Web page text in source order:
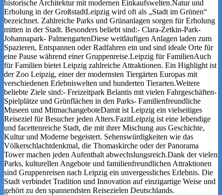
historische Architektur mit modernen Einkaufswelten.Natur und
Erholung in der GroßstadtLeipzig wird oft als „Stadt im Grünen“
bezeichnet. Zahlreiche Parks und Grünanlagen sorgen für Erholung
mitten in der Stadt. Besonders beliebt sind:- Clara-Zetkin-Park-
Johannapark- PalmengartenDiese weitläufigen Anlagen laden zum
Spazieren, Entspannen oder Radfahren ein und sind ideale Orte für
eine Pause während einer Gruppenreise.Leipzig für FamilienAuch
für Familien bietet Leipzig zahlreiche Attraktionen. Ein Highlight ist
der Zoo Leipzig, einer der modernsten Tiergärten Europas mit
verschiedenen Erlebniswelten und hunderten Tierarten.Weitere
beliebte Ziele sind:- Freizeitpark Belantis mit vielen Fahrgeschäften-
Spielplätze und Grünflächen in den Parks- Familienfreundliche
Museen und MitmachangeboteDamit ist Leipzig ein vielseitiges
Reiseziel für Besucher jeden Alters.FazitLeipzig ist eine lebendige
und facettenreiche Stadt, die mit ihrer Mischung aus Geschichte,
Kultur und Moderne begeistert. Sehenswürdigkeiten wie das
Völkerschlachtdenkmal, die Thomaskirche oder der Panorama
Tower machen jeden Aufenthalt abwechslungsreich.Dank der vielen
Parks, kulturellen Angebote und familienfreundlichen Attraktionen
sind Gruppenreisen nach Leipzig ein unvergessliches Erlebnis. Die
Stadt verbindet Tradition und Innovation auf einzigartige Weise und
gehört zu den spannendsten Reisezielen Deutschlands.